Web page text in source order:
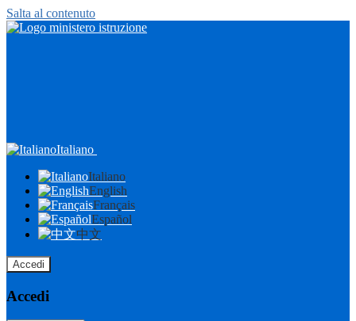
Salta al contenuto
Italiano
Italiano
English
Français
Español
中文
Accedi
Accedi